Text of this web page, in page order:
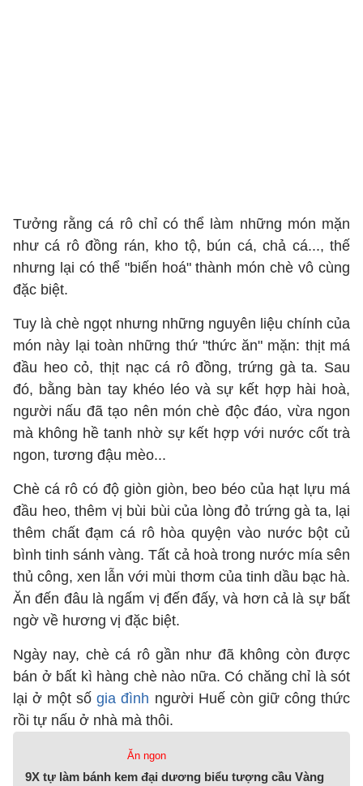
Tưởng rằng cá rô chỉ có thể làm những món mặn
như cá rô đồng rán, kho tộ, bún cá, chả cá..., thế
nhưng lại có thể "biến hoá" thành món chè vô cùng
đặc biệt.
Tuy là chè ngọt nhưng những nguyên liệu chính của
món này lại toàn những thứ "thức ăn" mặn: thịt má
đầu heo cỏ, thịt nạc cá rô đồng, trứng gà ta. Sau
đó, bằng bàn tay khéo léo và sự kết hợp hài hoà,
người nấu đã tạo nên món chè độc đáo, vừa ngon
mà không hề tanh nhờ sự kết hợp với nước cốt trà
ngon, tương đậu mèo...
Chè cá rô có độ giòn giòn, beo béo của hạt lựu má
đầu heo, thêm vị bùi bùi của lòng đỏ trứng gà ta, lại
thêm chất đạm cá rô hòa quyện vào nước bột củ
bình tinh sánh vàng. Tất cả hoà trong nước mía sên
thủ công, xen lẫn với mùi thơm của tinh dầu bạc hà.
Ăn đến đâu là ngấm vị đến đấy, và hơn cả là sự bất
ngờ về hương vị đặc biệt.
Ngày nay, chè cá rô gần như đã không còn được
bán ở bất kì hàng chè nào nữa. Có chăng chỉ là sót
lại ở một sốgia đình người Huế còn giữ công thức
rồi tự nấu ở nhà mà thôi.
Ăn ngon
9X tự làm bánh kem đại dương biểu tượng cầu Vàng